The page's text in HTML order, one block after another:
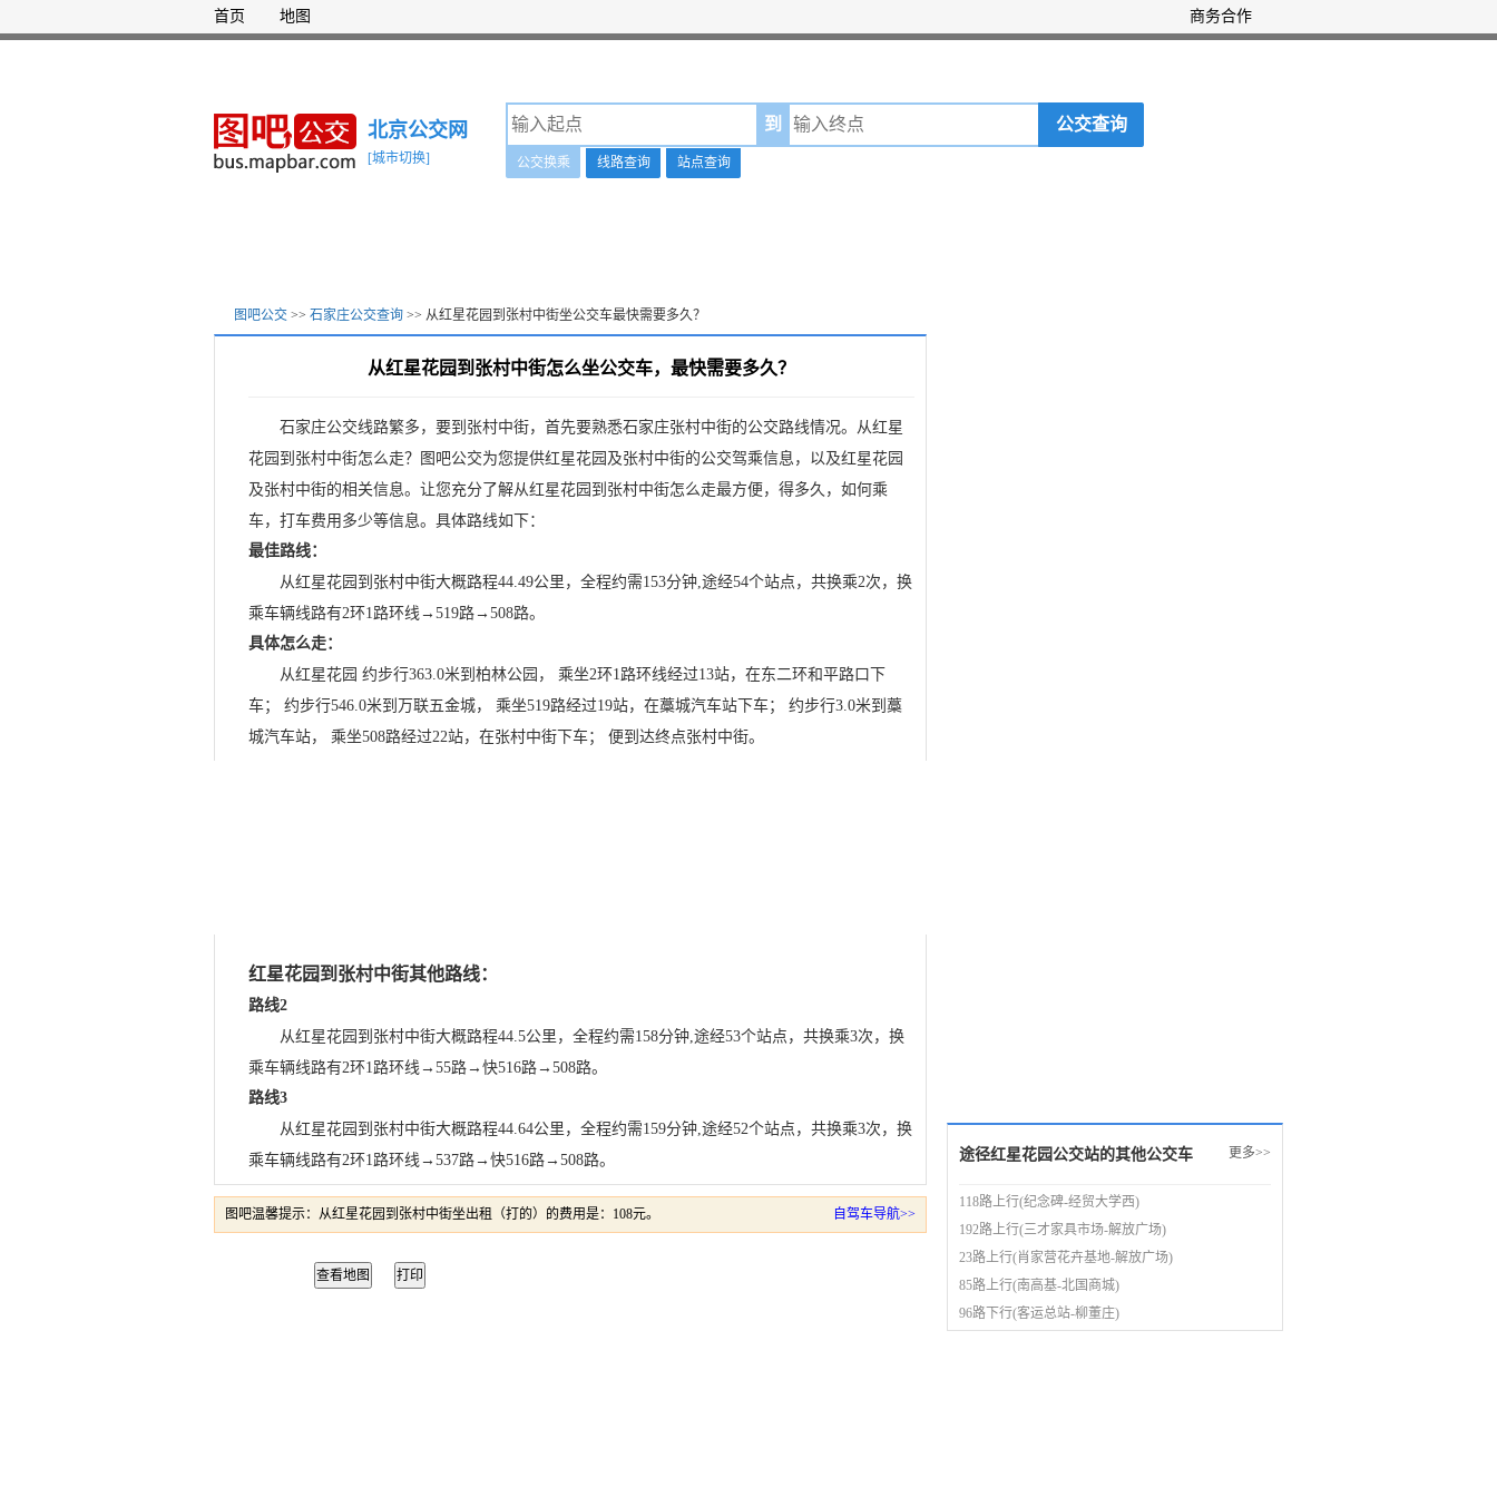
首页 地图 商务合作
北京公交网
[城市切换]
到 公交查询
公交换乘 线路查询 站点查询
图吧公交 >> 石家庄公交查询 >> 从红星花园到张村中街坐公交车最快需要多久？
从红星花园到张村中街怎么坐公交车，最快需要多久？
石家庄公交线路繁多，要到张村中街，首先要熟悉石家庄张村中街的公交路线情况。从红星
花园到张村中街怎么走？图吧公交为您提供红星花园及张村中街的公交驾乘信息，以及红星花园
及张村中街的相关信息。让您充分了解从红星花园到张村中街怎么走最方便，得多久，如何乘
车，打车费用多少等信息。具体路线如下：
最佳路线：
从红星花园到张村中街大概路程44.49公里，全程约需153分钟,途经54个站点，共换乘2次，换
乘车辆线路有2环1路环线→519路→508路。
具体怎么走：
从红星花园 约步行363.0米到柏林公园， 乘坐2环1路环线经过13站，在东二环和平路口下
车； 约步行546.0米到万联五金城， 乘坐519路经过19站，在藁城汽车站下车； 约步行3.0米到藁
城汽车站， 乘坐508路经过22站，在张村中街下车； 便到达终点张村中街。
红星花园到张村中街其他路线：
路线2
从红星花园到张村中街大概路程44.5公里，全程约需158分钟,途经53个站点，共换乘3次，换
乘车辆线路有2环1路环线→55路→快516路→508路。
路线3
从红星花园到张村中街大概路程44.64公里，全程约需159分钟,途经52个站点，共换乘3次，换
乘车辆线路有2环1路环线→537路→快516路→508路。
自驾车导航>>
图吧温馨提示：从红星花园到张村中街坐出租（打的）的费用是：108元。
查看地图 打印
更多>>
途径红星花园公交站的其他公交车
118路上行(纪念碑-经贸大学西)
192路上行(三才家具市场-解放广场)
23路上行(肖家营花卉基地-解放广场)
85路上行(南高基-北国商城)
96路下行(客运总站-柳董庄)